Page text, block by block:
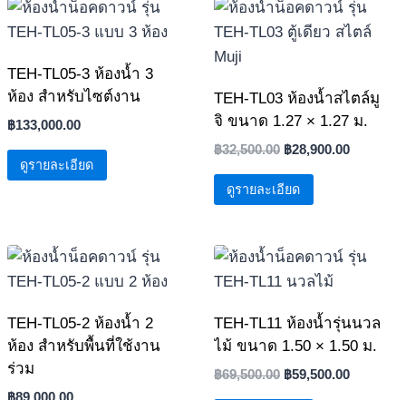
TEH-TL05-3 ห้องน้ำ 3
ห้อง สำหรับไซต์งาน
฿133,000.00
ดูรายละเอียด
TEH-TL03 ห้องน้ำสไตล์มู
จิ ขนาด 1.27 × 1.27 ม.
฿32,500.00 Original
was:
฿28,900.00Current
ดูรายละเอียด
TEH-TL05-2 ห้องน้ำ 2
ห้อง สำหรับพื้นที่ใช้งาน
ร่วม
TEH-TL11 ห้องน้ำรุ่นนวล
ไม้ ขนาด 1.50 × 1.50 ม.
฿69,500.00 Original
฿59,500.00Current